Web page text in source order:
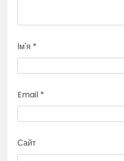
Ім'я *
Email *
Сайт